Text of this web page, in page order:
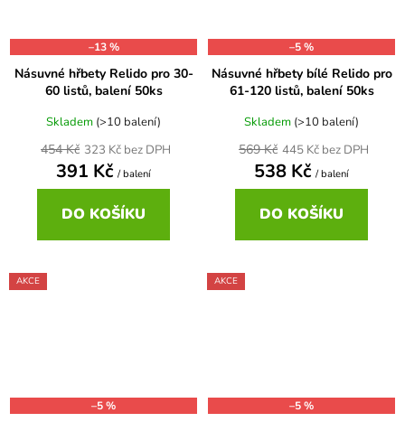
–13 %
Násuvné hřbety Relido pro 30-
60 listů, balení 50ks
Skladem (>10 balení)
323 Kč bez DPH
391 Kč / balení
454 Kč
DO KOŠÍKU
–5 %
Násuvné hřbety bílé Relido pro
61-120 listů, balení 50ks
Skladem (>10 balení)
445 Kč bez DPH
538 Kč / balení
569 Kč
DO KOŠÍKU
AKCE
–5 %
AKCE
–5 %